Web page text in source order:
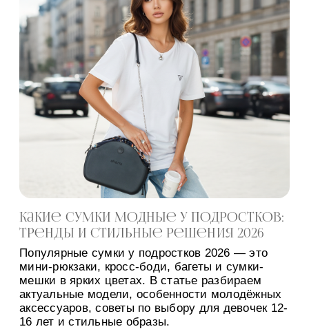
Какие сумки модные у подростков:
тренды и стильные решения 2026
Популярные сумки у подростков 2026 — это
мини-рюкзаки, кросс-боди, багеты и сумки-
мешки в ярких цветах. В статье разбираем
актуальные модели, особенности молодёжных
аксессуаров, советы по выбору для девочек 12-
16 лет и стильные образы.